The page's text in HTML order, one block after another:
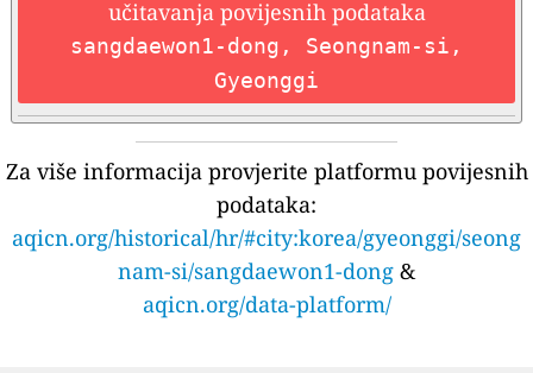
učitavanja povijesnih podataka
sangdaewon1-dong, Seongnam-si,
Gyeonggi
Za više informacija provjerite platformu povijesnih
podataka:
aqicn.org/historical/hr/#city:korea/gyeonggi/seong
nam-si/sangdaewon1-dong &
aqicn.org/data-platform/